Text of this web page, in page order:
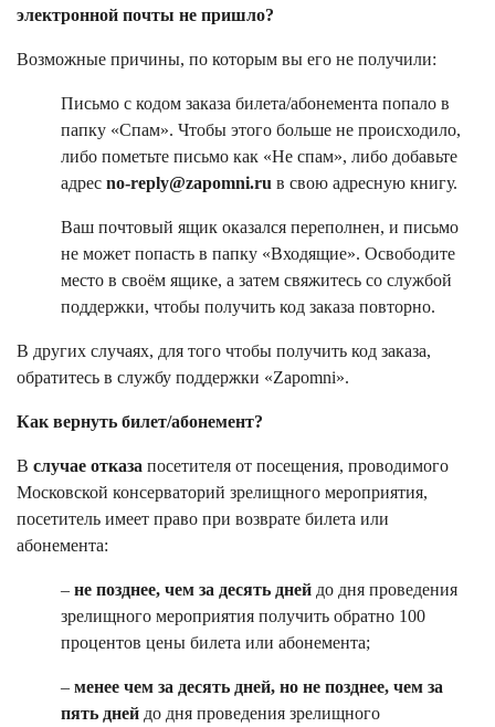
электронной почты не пришло?
Возможные причины, по которым вы его не получили:
Письмо с кодом заказа билета/абонемента попало в
папку «Спам». Чтобы этого больше не происходило,
либо пометьте письмо как «Не спам», либо добавьте
адрес no-reply@zapomni.ru в свою адресную книгу.
Ваш почтовый ящик оказался переполнен, и письмо
не может попасть в папку «Входящие». Освободите
место в своём ящике, а затем свяжитесь со службой
поддержки, чтобы получить код заказа повторно.
В других случаях, для того чтобы получить код заказа,
обратитесь в службу поддержки «Zapomni».
Как вернуть билет/абонемент?
В случае отказа посетителя от посещения, проводимого
Московской консерваторий зрелищного мероприятия,
посетитель имеет право при возврате билета или
абонемента:
– не позднее, чем за десять дней до дня проведения
зрелищного мероприятия получить обратно 100
процентов цены билета или абонемента;
– менее чем за десять дней, но не позднее, чем за
пять дней до дня проведения зрелищного